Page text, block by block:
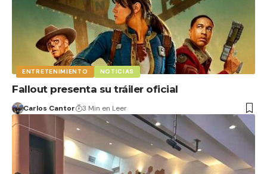
ENTRETENIMIENTO NOTICIAS
Fallout presenta su tráiler oficial
Carlos Cantor 3 Min en Leer